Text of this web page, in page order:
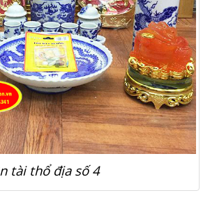
tài thổ địa số 4